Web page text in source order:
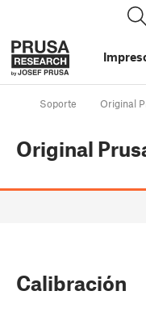
Soporte Original
Original
Calibración